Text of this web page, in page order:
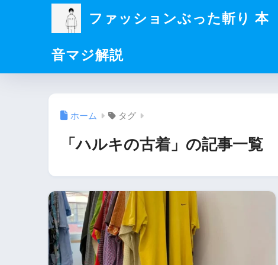
ファッションぶった斬り 本
音マジ解説
ホーム タグ
「ハルキの古着」の記事一覧